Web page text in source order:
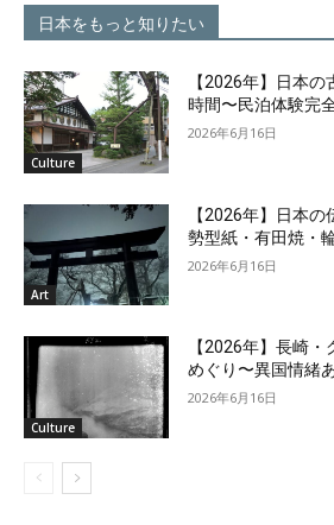
日本をもっと知りたい
Culture
【2026年】日本
時間〜民泊体験完
2026年6月16日
Art
【2026年】日本
勢型紙・有田焼・
2026年6月16日
Culture
【2026年】長崎
めぐり〜異国情緒
2026年6月16日